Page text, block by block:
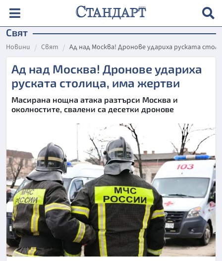
Свят
Новини Свят Ад над Москва! Дронове удариха руската
Ад над Москва! Дронове удариха
руската столица, има жертви
Масирана нощна атака разтърси Москва и
околностите, свалени са десетки дронове